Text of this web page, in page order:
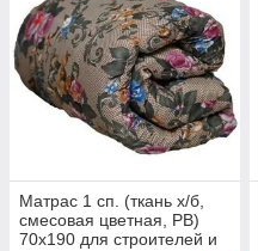
Матрас 1 сп. (ткань х/б,
смесовая цветная, РВ)
70х190 для строителей и